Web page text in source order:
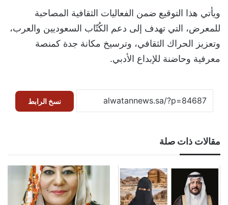
ويأتي هذا التوقيع ضمن الفعاليات الثقافية المصاحبة
للمعرض، التي تهدف إلى دعم الكُتّاب السعوديين والعرب،
وتعزيز الحراك الثقافي، وترسيخ مكانة جدة كمنصة
معرفية وحاضنة للإبداع الأدبي.
نسخ الرابط
مقالات ذات صلة